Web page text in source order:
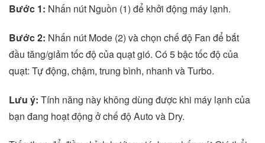
Bước 1: Nhấn nút Nguồn (1) để khởi động máy lạnh.
Bước 2: Nhấn nút Mode (2) và chọn chế độ Fan để bắt
đầu tăng/giảm tốc độ của quạt gió. Có 5 bậc tốc độ của
quạt: Tự động, chậm, trung bình, nhanh và Turbo.
Lưu ý: Tính năng này không dùng được khi máy lạnh của
bạn đang hoạt động ở chế độ Auto và Dry.